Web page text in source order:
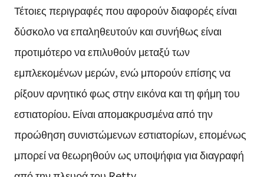
Τέτοιες περιγραφές που αφορούν διαφορές είναι
δύσκολο να επαληθευτούν και συνήθως είναι
προτιμότερο να επιλυθούν μεταξύ των
εμπλεκομένων μερών, ενώ μπορούν επίσης να
ρίξουν αρνητικό φως στην εικόνα και τη φήμη του
εστιατορίου. Είναι απομακρυσμένα από την
προώθηση συνιστώμενων εστιατορίων, επομένως
μπορεί να θεωρηθούν ως υποψήφια για διαγραφή